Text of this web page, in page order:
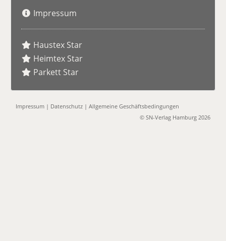
Impressum
Haustex Star
Heimtex Star
Parkett Star
Impressum | Datenschutz |Allgemeine Geschäftsbedingungen
© SN-Verlag Hamburg 2026